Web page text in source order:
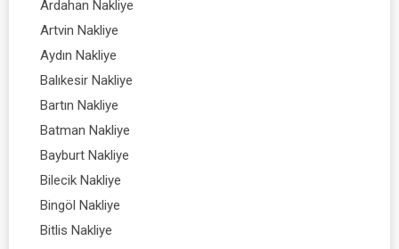
Ardahan Nakliye
Artvin Nakliye
Aydın Nakliye
Balıkesir Nakliye
Bartın Nakliye
Batman Nakliye
Bayburt Nakliye
Bilecik Nakliye
Bingöl Nakliye
Bitlis Nakliye